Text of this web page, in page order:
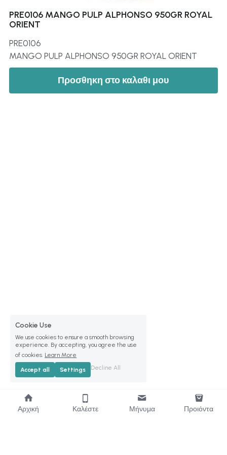
PRE0106 MANGO PULP ALPHONSO 950GR ROYAL
ORIENT
PRE0106
MANGO PULP ALPHONSO 950GR ROYAL ORIENT
Προσθηκη στο καλαθι μου
Αρχική Καλέστε Μήνυμα Προιόντα
Cookie Use
We use cookies to ensure a smooth browsing
experience. By accepting, you agree the use
of cookies. Learn More
Accept all Settings Decline All